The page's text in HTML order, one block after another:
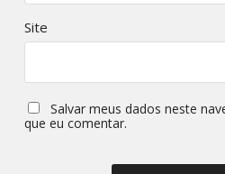
Site
Salvar meus dados neste
que eu comentar.